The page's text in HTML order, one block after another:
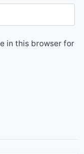
in this browser for